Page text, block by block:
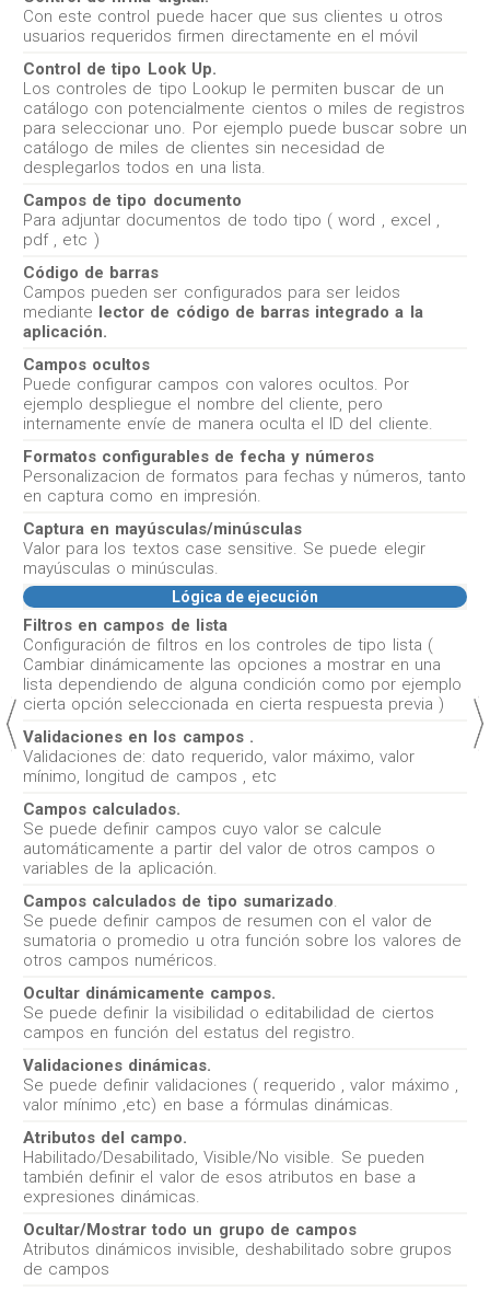
Con este control puede hacer que sus clientes u otros
usuarios requeridos firmen directamente en el móvil
Control de tipo Look Up.
Los controles de tipo Lookup le permiten buscar de un
catálogo con potencialmente cientos o miles de registros
para seleccionar uno. Por ejemplo puede buscar sobre un
catálogo de miles de clientes sin necesidad de
desplegarlos todos en una lista.
Campos de tipo documento
Para adjuntar documentos de todo tipo ( word , excel ,
pdf , etc )
Código de barras
Campos pueden ser configurados para ser leidos
mediante lector de código de barras integrado a la
aplicación.
Campos ocultos
Puede configurar campos con valores ocultos. Por
ejemplo despliegue el nombre del cliente, pero
internamente envíe de manera oculta el ID del cliente.
Formatos configurables de fecha y números
Personalizacion de formatos para fechas y números, tanto
en captura como en impresión.
Captura en mayúsculas/minúsculas
Valor para los textos case sensitive. Se puede elegir
mayúsculas o minúsculas.
Lógica de ejecución
Filtros en campos de lista
Configuración de filtros en los controles de tipo lista (
Cambiar dinámicamente las opciones a mostrar en una
lista dependiendo de alguna condición como por ejemplo
cierta opción seleccionada en cierta respuesta previa )
Validaciones en los campos .
Validaciones de: dato requerido, valor máximo, valor
mínimo, longitud de campos , etc
Campos calculados.
Se puede definir campos cuyo valor se calcule
automáticamente a partir del valor de otros campos o
variables de la aplicación.
Campos calculados de tipo sumarizado.
Se puede definir campos de resumen con el valor de
sumatoria o promedio u otra función sobre los valores de
otros campos numéricos.
Ocultar dinámicamente campos.
Se puede definir la visibilidad o editabilidad de ciertos
campos en función del estatus del registro.
Validaciones dinámicas.
Se puede definir validaciones ( requerido , valor máximo ,
valor mínimo ,etc) en base a fórmulas dinámicas.
Atributos del campo.
Habilitado/Desabilitado, Visible/No visible. Se pueden
también definir el valor de esos atributos en base a
expresiones dinámicas.
Ocultar/Mostrar todo un grupo de campos
Atributos dinámicos invisible, deshabilitado sobre grupos
de campos